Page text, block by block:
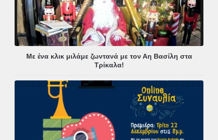
Με ένα κλικ μιλάμε ζωντανά με τον Αη Βασίλη στα
Τρίκαλα!